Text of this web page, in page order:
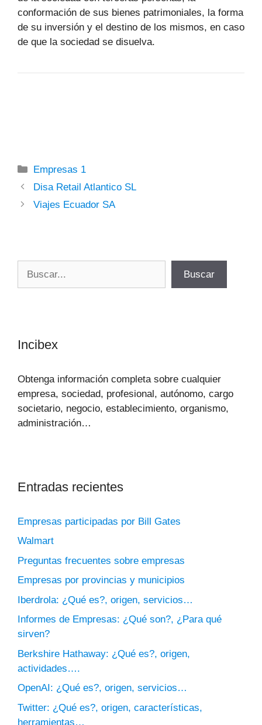
conformación de sus bienes patrimoniales, la forma
de su inversión y el destino de los mismos, en caso
de que la sociedad se disuelva.
Categorías
Empresas 1
Disa Retail Atlantico SL
Viajes Ecuador SA
Buscar
Incibex
Obtenga información completa sobre cualquier
empresa, sociedad, profesional, autónomo, cargo
societario, negocio, establecimiento, organismo,
administración…
Entradas recientes
Empresas participadas por Bill Gates
Walmart
Preguntas frecuentes sobre empresas
Empresas por provincias y municipios
Iberdrola: ¿Qué es?, origen, servicios…
Informes de Empresas: ¿Qué son?, ¿Para qué
sirven?
Berkshire Hathaway: ¿Qué es?, origen,
actividades….
OpenAI: ¿Qué es?, origen, servicios…
Twitter: ¿Qué es?, origen, características,
herramientas…